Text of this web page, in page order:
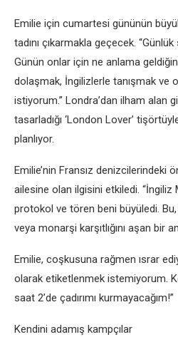
Emilie için cumartesi gününün
tadını çıkarmakla geçecek. “Günlük
Günün onlar için ne anlama
dolaşmak, İngilizlerle tanışmak ve
istiyorum.” Londra’dan ilham alan
tasarladığı ‘London Lover’
planlıyor.
Emilie’nin Fransız denizcilerindeki
ailesine olan ilgisini etkiledi.
protokol ve tören beni büyüledi. Bu,
veya monarşi karşıtlığını aşan bir
Emilie, coşkusuna rağmen ısrar
olarak etiketlenmek istemiyorum.
saat 2’de çadırımı kurmayacağım!”
Kendini adamış kampçılar